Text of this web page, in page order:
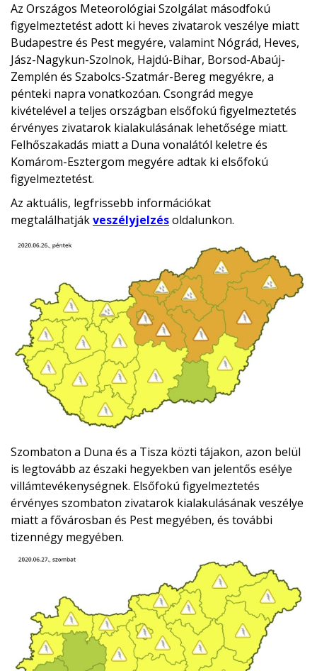
Az Országos Meteorológiai Szolgálat másodfokú
figyelmeztetést adott ki heves zivatarok veszélye miatt
Budapestre és Pest megyére, valamint Nógrád, Heves,
Jász-Nagykun-Szolnok, Hajdú-Bihar, Borsod-Abaúj-
Zemplén és Szabolcs-Szatmár-Bereg megyékre, a
pénteki napra vonatkozóan. Csongrád megye
kivételével a teljes országban elsőfokú figyelmeztetés
érvényes zivatarok kialakulásának lehetősége miatt.
Felhőszakadás miatt a Duna vonalától keletre és
Komárom-Esztergom megyére adtak ki elsőfokú
figyelmeztetést.
Az aktuális, legfrissebb információkat
megtalálhatjákveszélyjelzésoldalunkon.
Szombaton a Duna és a Tisza közti tájakon, azon belül
is legtovább az északi hegyekben van jelentős esélye
villámtevékenységnek. Elsőfokú figyelmeztetés
érvényes szombaton zivatarok kialakulásának veszélye
miatt a fővárosban és Pest megyében, és további
tizennégy megyében.